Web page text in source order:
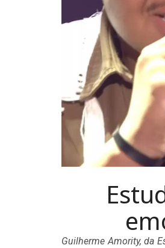
Guilherme Amority, da